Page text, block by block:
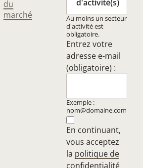
du
marché
d'activité(s)
Au moins un secteur
d'activité est
obligatoire.
Entrez votre
adresse e-mail
(obligatoire) :
Exemple :
nom@domaine.com
En continuant,
vous acceptez
la politique de
confidentialité